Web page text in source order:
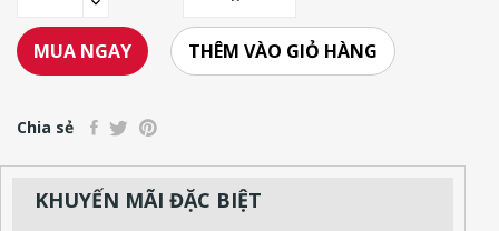
MUA NGAY THÊM VÀO GIỎ HÀNG
Chia sẻ
KHUYẾN MÃI ĐẶC BIỆT